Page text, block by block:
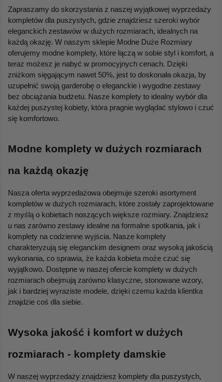
Zapraszamy do skorzystania z naszej wyjątkowej wyprzedaży
kompletów dla puszystych, gdzie znajdziesz szeroki wybór
eleganckich zestawów w dużych rozmiarach, idealnych na
każdą okazję. W naszym sklepie Modne Duże Rozmiary
oferujemy modne komplety, które łączą w sobie styl i komfort, a
teraz możesz je nabyć w promocyjnych cenach. Dzięki
zniżkom sięgającym nawet 50%, jest to doskonała okazja, by
uzupełnić swoją garderobę o eleganckie i wygodne zestawy
bez obciążania budżetu. Nasze komplety to idealny wybór dla
każdej puszystej kobiety, która pragnie wyglądać stylowo i czuć
się komfortowo.
Modne komplety w dużych rozmiarach
na każdą okazję
Nasza oferta wyprzedażowa obejmuje szeroki asortyment
kompletów w dużych rozmiarach, które zostały zaprojektowane
z myślą o kobietach noszących większe rozmiary. Znajdziesz
u nas zarówno zestawy idealne na formalne spotkania, jak i
komplety na codzienne wyjścia. Nasze komplety
charakteryzują się eleganckim designem oraz wysoką jakością
wykonania, co sprawia, że każda kobieta może czuć się
wyjątkowo. Dostępne w naszej ofercie komplety w dużych
rozmiarach obejmują zarówno klasyczne, stonowane wzory,
jak i bardziej wyraziste modele, dzięki czemu każda klientka
znajdzie coś dla siebie.
Wysoka jakość i komfort w dużych
rozmiarach - komplety damskie
W naszej wyprzedaży znajdziesz komplety dla puszystych,